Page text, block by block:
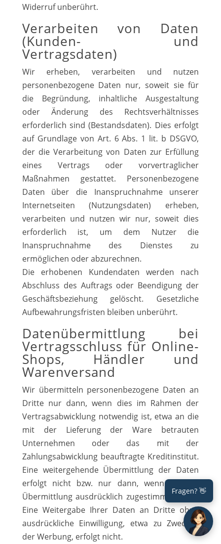
Widerruf unberührt.
Verarbeiten von Daten
(Kunden- und
Vertragsdaten)
Wir erheben, verarbeiten und nutzen
personenbezogene Daten nur, soweit sie für
die Begründung, inhaltliche Ausgestaltung
oder Änderung des Rechtsverhältnisses
erforderlich sind (Bestandsdaten). Dies erfolgt
auf Grundlage von Art. 6 Abs. 1 lit. b DSGVO,
der die Verarbeitung von Daten zur Erfüllung
eines Vertrags oder vorvertraglicher
Maßnahmen gestattet. Personenbezogene
Daten über die Inanspruchnahme unserer
Internetseiten (Nutzungsdaten) erheben,
verarbeiten und nutzen wir nur, soweit dies
erforderlich ist, um dem Nutzer die
Inanspruchnahme des Dienstes zu
ermöglichen oder abzurechnen.
Die erhobenen Kundendaten werden nach
Abschluss des Auftrags oder Beendigung der
Geschäftsbeziehung gelöscht. Gesetzliche
Aufbewahrungsfristen bleiben unberührt.
Datenübermittlung bei
Vertragsschluss für Online-
Shops, Händler und
Warenversand
Wir übermitteln personenbezogene Daten an
Dritte nur dann, wenn dies im Rahmen der
Vertragsabwicklung notwendig ist, etwa an die
mit der Lieferung der Ware betrauten
Unternehmen oder das mit der
Zahlungsabwicklung beauftragte Kreditinstitut.
Eine weitergehende Übermittlung der Daten
erfolgt nicht bzw. nur dann, wenn Sie der
Übermittlung ausdrücklich zugestimmt haben.
Eine Weitergabe Ihrer Daten an Dritte ohne
ausdrückliche Einwilligung, etwa zu Zwecken
der Werbung, erfolgt nicht.
Fragen? 👋